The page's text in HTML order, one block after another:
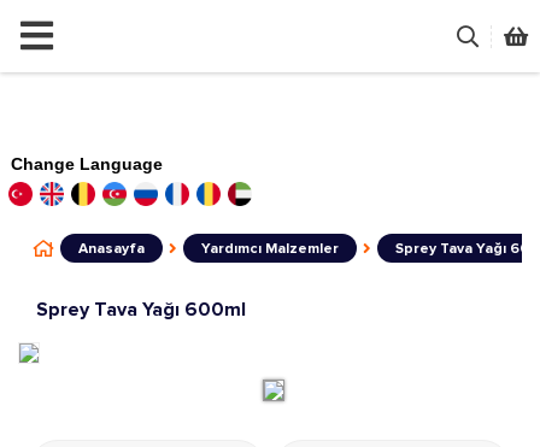
Change Language
Anasayfa Yardımcı Malzemler Sprey Tava Yağı
Sprey Tava Yağı 600ml